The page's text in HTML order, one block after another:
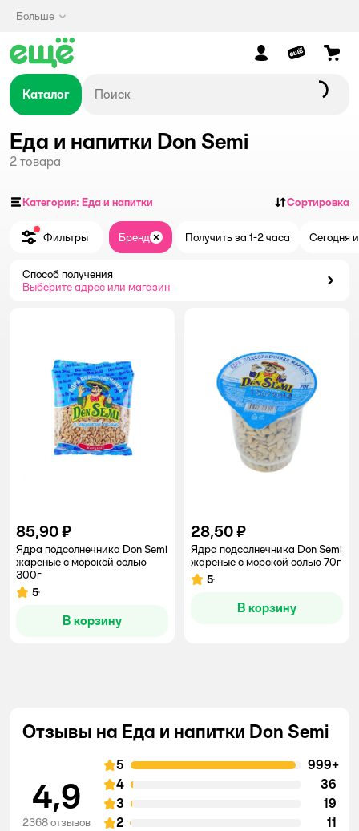
Больше
Каталог
Еда и напитки Don Semi
2 товара
Категория: Еда и напитки Сортировка
Фильтры Бренд ЗакрытьПолучить за 1-2 часа Сегодня
Способ получения
Выберите адрес или магазин
85,90 ₽
Ядра подсолнечника Don Semi
жареные с морской солью
300г
Рейтинг:
5
В корзину
28,50 ₽
Ядра подсолнечника Don Semi
жареные с морской солью 70г
Рейтинг:
5
В корзину
Отзывы на Еда и напитки Don Semi
4,9
2368 отзывов
5
999+
4
36
3
19
2
11